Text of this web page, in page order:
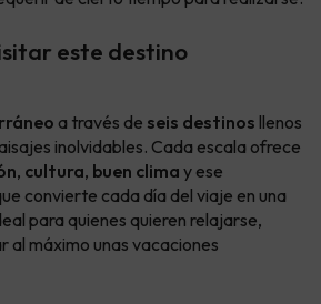
este destino
a través de seis destinos llenos
inolvidables. Cada escala ofrece
, cultura, buen clima y ese
convierte cada día del viaje en una
para quienes quieren relajarse,
al máximo unas vacaciones